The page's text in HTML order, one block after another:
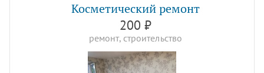
Косметический ремонт
200 ₽
ремонт, строительство